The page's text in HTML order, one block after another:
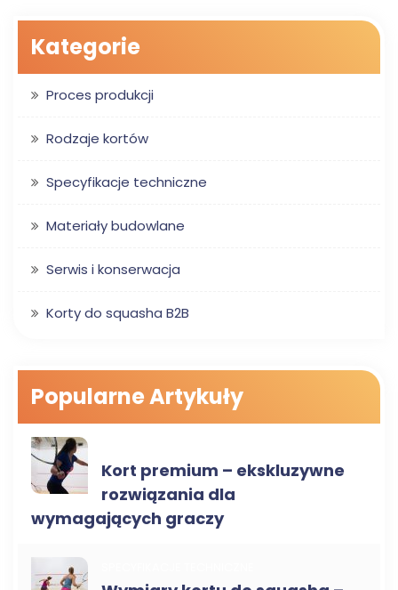
Kategorie
Proces produkcji
Rodzaje kortów
Specyfikacje techniczne
Materiały budowlane
Serwis i konserwacja
Korty do squasha B2B
Popularne Artykuły
Kort premium – ekskluzywne
rozwiązania dla
wymagających graczy